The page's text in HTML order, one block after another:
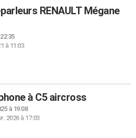
RENAULT Mégane
à 11:03
à C5 aircross
à 19:08
2026 à 17:03